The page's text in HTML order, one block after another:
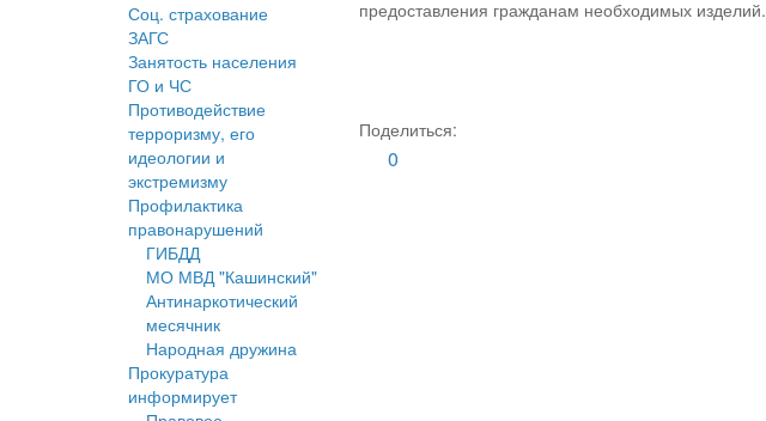
Соц. страхование
ЗАГС
Занятость населения
ГО и ЧС
Противодействие
терроризму, его
идеологии и
экстремизму
Профилактика
правонарушений
ГИБДД
МО МВД "Кашинский"
Антинаркотический
месячник
Народная дружина
Прокуратура
информирует
предоставления гражданам необходимых изделий.
Поделиться:
0